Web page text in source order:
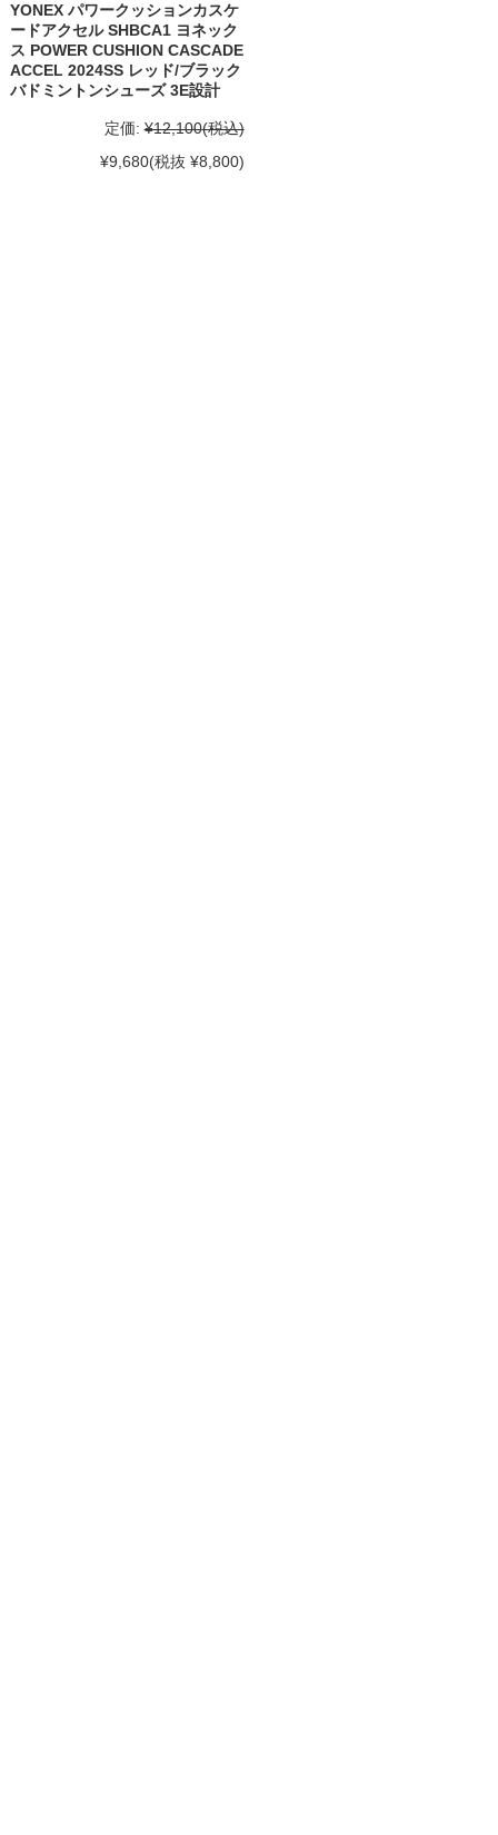
YONEX パワークッションカスケ
ードアクセル SHBCA1 ヨネック
ス POWER CUSHION CASCADE
ACCEL 2024SS レッド/ブラック
バドミントンシューズ 3E設計
定価: ¥12,100(税込)
¥9,680(税抜 ¥8,800)